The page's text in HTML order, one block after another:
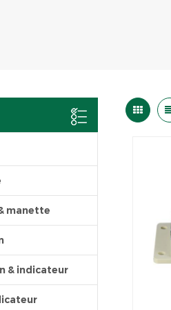
manette
& indicateur